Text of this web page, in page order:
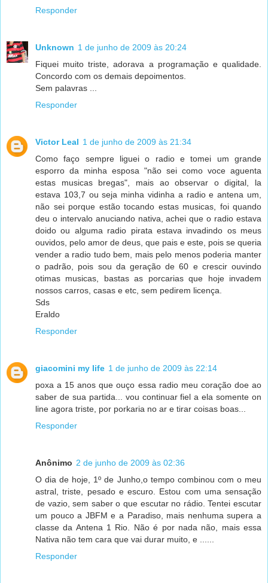
Responder
Unknown 1 de junho de 2009 às 20:24
Fiquei muito triste, adorava a programação e qualidade.
Concordo com os demais depoimentos.
Sem palavras ...
Responder
Victor Leal 1 de junho de 2009 às 21:34
Como faço sempre liguei o radio e tomei um grande
esporro da minha esposa "não sei como voce aguenta
estas musicas bregas", mais ao observar o digital, la
estava 103,7 ou seja minha vidinha a radio e antena um,
não sei porque estão tocando estas musicas, foi quando
deu o intervalo anuciando nativa, achei que o radio estava
doido ou alguma radio pirata estava invadindo os meus
ouvidos, pelo amor de deus, que pais e este, pois se queria
vender a radio tudo bem, mais pelo menos poderia manter
o padrão, pois sou da geração de 60 e crescir ouvindo
otimas musicas, bastas as porcarias que hoje invadem
nossos carros, casas e etc, sem pedirem licença.
Sds
Eraldo
Responder
giacomini my life 1 de junho de 2009 às 22:14
poxa a 15 anos que ouço essa radio meu coração doe ao
saber de sua partida... vou continuar fiel a ela somente on
line agora triste, por porkaria no ar e tirar coisas boas...
Responder
Anônimo 2 de junho de 2009 às 02:36
O dia de hoje, 1º de Junho,o tempo combinou com o meu
astral, triste, pesado e escuro. Estou com uma sensação
de vazio, sem saber o que escutar no rádio. Tentei escutar
um pouco a JBFM e a Paradiso, mais nenhuma supera a
classe da Antena 1 Rio. Não é por nada não, mais essa
Nativa não tem cara que vai durar muito, e ......
Responder